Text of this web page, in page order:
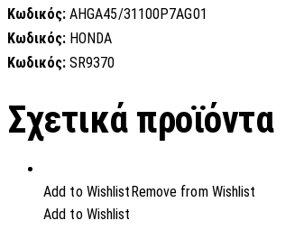
Κωδικός: AHGA45/31100P7AG01
Κωδικός: HONDA
Κωδικός: SR9370
Σχετικά προϊόντα
Add to Wishlist Remove from Wishlist
Add to Wishlist